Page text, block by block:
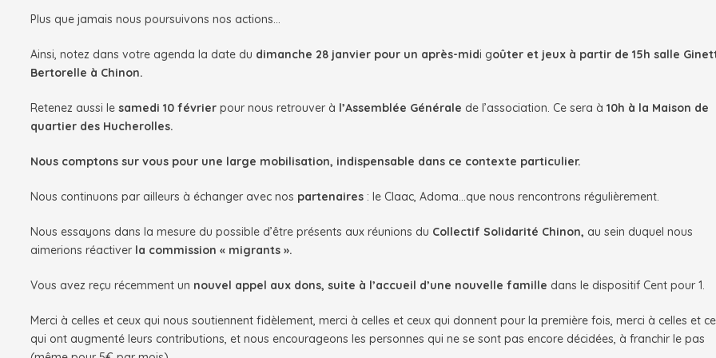
Plus que jamais nous poursuivons nos actions…
Ainsi, notez dans votre agenda la date du dimanche 28 janvier pour un après-midi goûter et jeux à partir de 15h salle
Bertorelle à Chinon.
Retenez aussi lesamedi 10 février pour nous retrouver à l’Assemblée Générale de l’association. Ce sera à10h à la Maison de
quartier des Hucherolles.
Nous comptons sur vous pour une large mobilisation, indispensable dans ce contexte particulier.
Nous continuons par ailleurs à échanger avec nos partenaires : le Claac, Adoma…que nous rencontrons régulièrement.
Nous essayons dans la mesure du possible d’être présents aux réunions du Collectif Solidarité Chinon, au sein duquel nous
aimerions réactiver la commission « migrants ».
Vous avez reçu récemment un nouvel appel aux dons, suite à l’accueil d’une nouvelle famille dans le dispositif Cent pour 1.
Merci à celles et ceux qui nous soutiennent fidèlement, merci à celles et ceux qui donnent pour la première fois, merci à celles et
qui ont augmenté leurs contributions, et nous encourageons les personnes qui ne se sont pas encore décidées, à franchir le pas